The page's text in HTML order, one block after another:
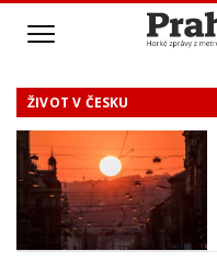
ŽIVOT V ČESKU